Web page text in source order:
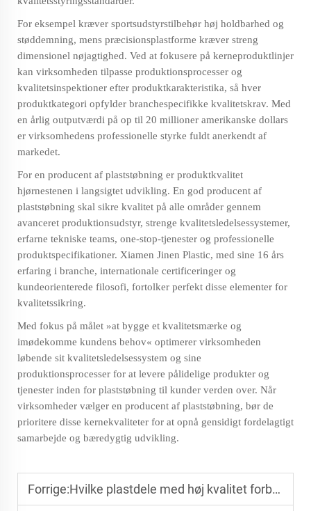
For eksempel kræver sportsudstyrstilbehør høj holdbarhed og
støddemning, mens præcisionsplastforme kræver streng
dimensionel nøjagtighed. Ved at fokusere på kerneproduktlinjer
kan virksomheden tilpasse produktionsprocesser og
kvalitetsinspektioner efter produktkarakteristika, så hver
produktkategori opfylder branchespecifikke kvalitetskrav. Med
en årlig outputværdi på op til 20 millioner amerikanske dollars
er virksomhedens professionelle styrke fuldt anerkendt af
markedet.
For en producent af plaststøbning er produktkvalitet
hjørnestenen i langsigtet udvikling. En god producent af
plaststøbning skal sikre kvalitet på alle områder gennem
avanceret produktionsudstyr, strenge kvalitetsledelsessystemer,
erfarne tekniske teams, one-stop-tjenester og professionelle
produktspecifikationer. Xiamen Jinen Plastic, med sine 16 års
erfaring i branche, internationale certificeringer og
kundeorienterede filosofi, fortolker perfekt disse elementer for
kvalitetssikring.
Med fokus på målet »at bygge et kvalitetsmærke og
imødekomme kundens behov« optimerer virksomheden
løbende sit kvalitetsledelsessystem og sine
produktionsprocesser for at levere pålidelige produkter og
tjenester inden for plaststøbning til kunder verden over. Når
virksomheder vælger en producent af plaststøbning, bør de
prioritere disse kernekvaliteter for at opnå gensidigt fordelagtigt
samarbejde og bæredygtig udvikling.
Forrige:Hvilke plastdele med høj kvalitet forbedrer ydelsen af batterihuse til ny energi?